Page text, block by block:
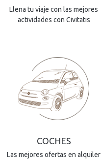
Llena tu viaje con las mejores
actividades con Civitatis
COCHES
Las mejores ofertas en alquiler